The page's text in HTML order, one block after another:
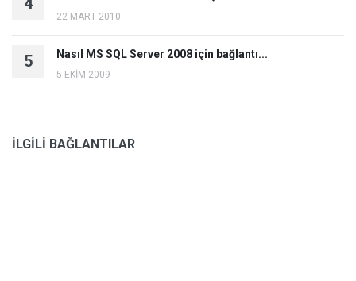
22 MART 2010
5 Nasıl MS SQL Server 2008 için bağlantı...
5 EKİM 2009
İLGİLİ BAĞLANTILAR